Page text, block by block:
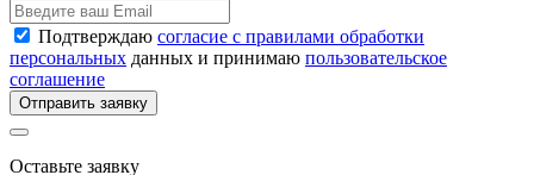
Подтверждаю согласие с правилами обработки
персональных данных и принимаю пользовательское
соглашение
Отправить заявку
Оставьте заявку